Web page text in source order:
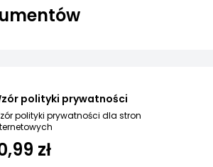
polityki prywatności
polityki prywatności dla stron
zł